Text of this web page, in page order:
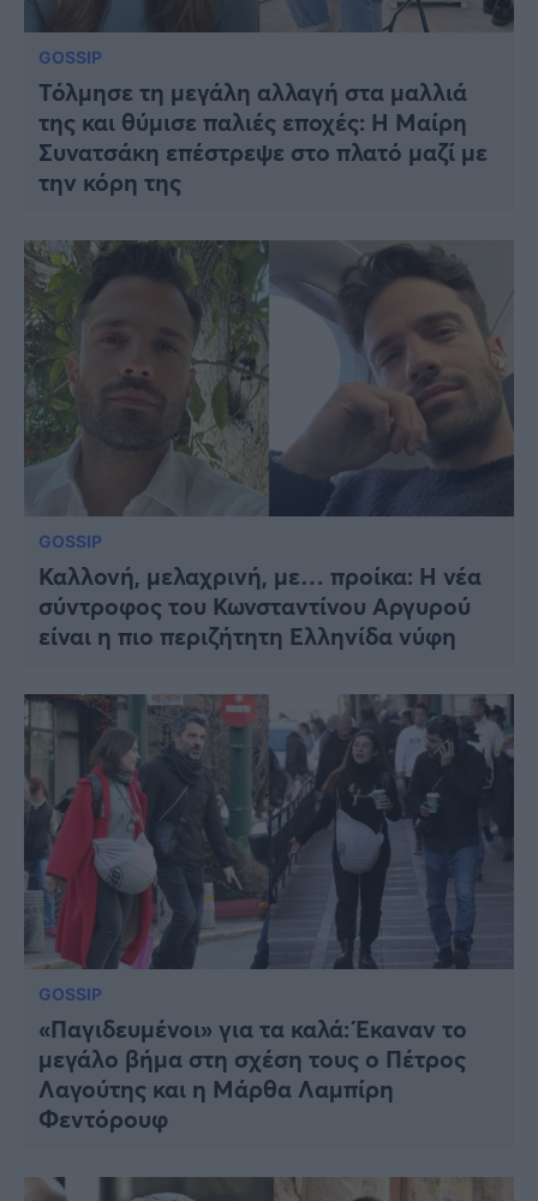
GOSSIP
Τόλμησε τη μεγάλη αλλαγή στα μαλλιά
της και θύμισε παλιές εποχές: Η Μαίρη
Συνατσάκη επέστρεψε στο πλατό μαζί με
την κόρη της
GOSSIP
Καλλονή, μελαχρινή, με… προίκα: Η νέα
σύντροφος του Κωνσταντίνου Αργυρού
είναι η πιο περιζήτητη Ελληνίδα νύφη
GOSSIP
«Παγιδευμένοι» για τα καλά: Έκαναν το
μεγάλο βήμα στη σχέση τους ο Πέτρος
Λαγούτης και η Μάρθα Λαμπίρη
Φεντόρουφ